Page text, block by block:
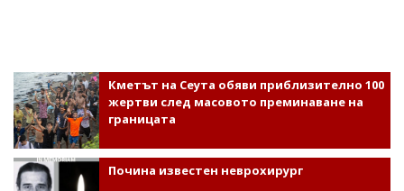
Кметът на Сеута обяви приблизително 100
жертви след масовото преминаване на
границата
Почина известен неврохирург